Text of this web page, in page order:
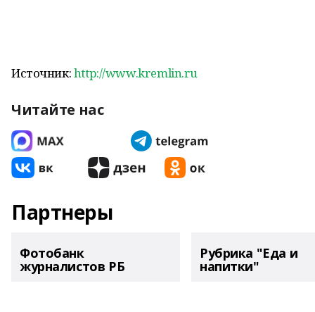
Источник:http://www.kremlin.ru
Читайте нас
Партнеры
Фотобанк
журналистов РБ
Рубрика "Еда и
напитки"